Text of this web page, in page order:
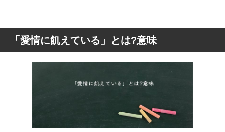
「愛情に飢えている」とは?意味
「愛情に飢えている」の類語や言い換え
「愛情に飢えている」を使った例文と意味
を解釈
「愛情に飢えている」とは?意味